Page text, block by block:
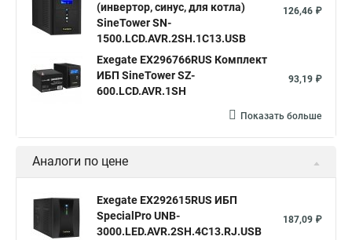
(инвертор, синус, для котла)
SineTower SN-
1500.LCD.AVR.2SH.1C13.USB
126,46 ₽
Exegate EX296766RUS Комплект
ИБП SineTower SZ-
600.LCD.AVR.1SH
93,19 ₽
Показать больше
Аналоги по цене
Exegate EX292615RUS ИБП
SpecialPro UNB-
3000.LED.AVR.2SH.4C13.RJ.USB
187,09 ₽